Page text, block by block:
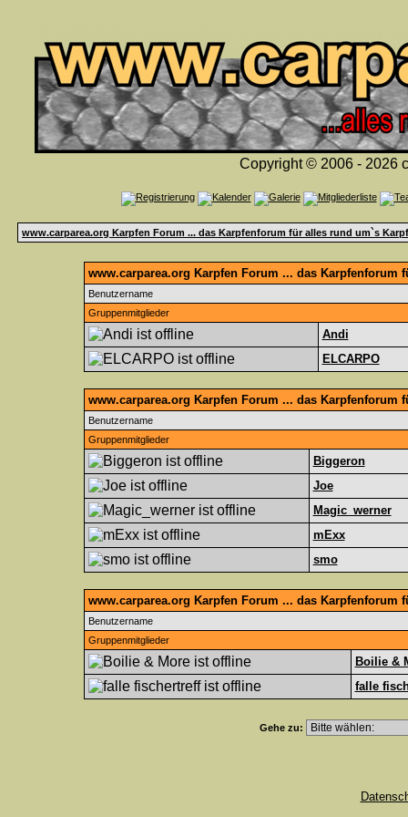
Copyright © 2006 - 2026
www.carparea.org Karpfen Forum ... das Karpfenforum für alles rund um`s
www.carparea.org Karpfen Forum ... das
Benutzername
Gruppenmitglieder
Andi
ELCARPO
www.carparea.org Karpfen Forum ... das Karpfenforum
Benutzername
Gruppenmitglieder
Biggeron
Joe
Magic_werner
mExx
smo
www.carparea.org Karpfen Forum ... das Karpfenforum
Benutzername
Gruppenmitglieder
Boilie &
falle
Gehe zu: